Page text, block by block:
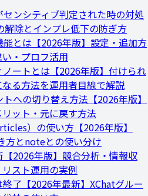
ンシティブ判定された時の対処
解除とインプレ低下の防ぎ方
能とは【2026年版】設定・追加方
・プロフ活用
ノートとは【2026年版】付けられ
る方法を運用者目線で解説
への切り替え方法【2026年版】
ット・元に戻す方法
）の使い方【2026年版】
方とnoteとの使い分け
【2026年版】競合分析・情報収
スト運用の実例
了【2026年最新】XChatグルー